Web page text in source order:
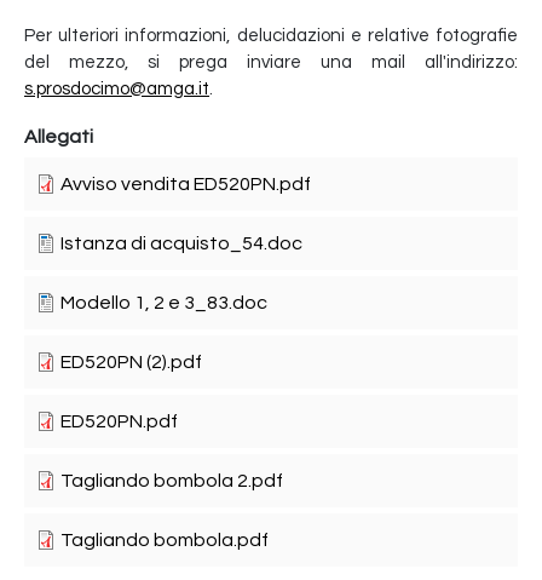
Per ulteriori informazioni, delucidazioni e relative fotografie
del mezzo, si prega inviare una mail all'indirizzo:
s.prosdocimo@amga.it.
Allegati
Avviso vendita ED520PN.pdf
Istanza di acquisto_54.doc
Modello 1, 2 e 3_83.doc
ED520PN (2).pdf
ED520PN.pdf
Tagliando bombola 2.pdf
Tagliando bombola.pdf